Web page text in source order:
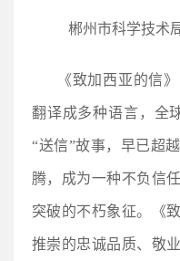
郴州市科学技术
《致加西亚的信
翻译成多种语言，全
“送信”故事，早已超
腾，成为一种不负信
突破的不朽象征。《
推崇的忠诚品质、敬